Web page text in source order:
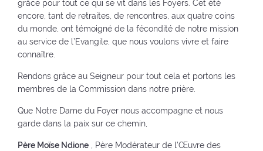
grâce pour tout ce qui se vit dans les Foyers. Cet été
encore, tant de retraites, de rencontres, aux quatre coins
du monde, ont témoigné de la fécondité de notre mission
au service de l’Evangile, que nous voulons vivre et faire
connaître.
Rendons grâce au Seigneur pour tout cela et portons les
membres de la Commission dans notre prière.
Que Notre Dame du Foyer nous accompagne et nous
garde dans la paix sur ce chemin,
Père Moïse Ndione , Père Modérateur de l’Œuvre des